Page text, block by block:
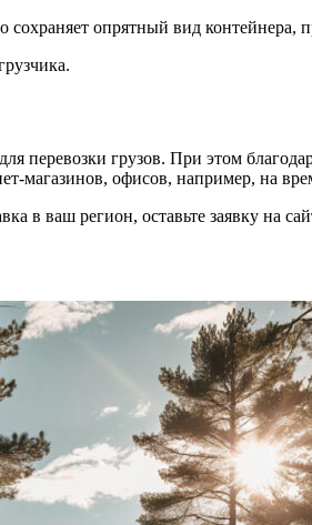
опрятный вид
перевозки грузов. При этом
магазинов, офисов, например, на
в ваш регион, оставьте заявку на